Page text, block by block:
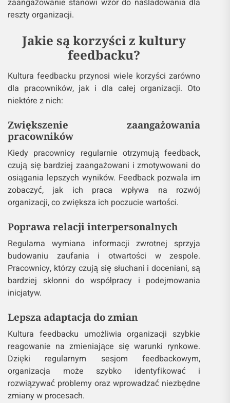
zaangażowanie stanowi wzór do naśladowania dla
reszty organizacji.
Jakie są korzyści z kultury
feedbacku?
Kultura feedbacku przynosi wiele korzyści zarówno
dla pracowników, jak i dla całej organizacji. Oto
niektóre z nich:
Zwiększenie zaangażowania
pracowników
Kiedy pracownicy regularnie otrzymują feedback,
czują się bardziej zaangażowani i zmotywowani do
osiągania lepszych wyników. Feedback pozwala im
zobaczyć, jak ich praca wpływa na rozwój
organizacji, co zwiększa ich poczucie wartości.
Poprawa relacji interpersonalnych
Regularna wymiana informacji zwrotnej sprzyja
budowaniu zaufania i otwartości w zespole.
Pracownicy, którzy czują się słuchani i doceniani, są
bardziej skłonni do współpracy i podejmowania
inicjatyw.
Lepsza adaptacja do zmian
Kultura feedbacku umożliwia organizacji szybkie
reagowanie na zmieniające się warunki rynkowe.
Dzięki regularnym sesjom feedbackowym,
organizacja może szybko identyfikować i
rozwiązywać problemy oraz wprowadzać niezbędne
zmiany w procesach.